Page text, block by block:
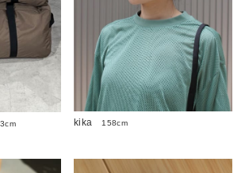
kika 158cm